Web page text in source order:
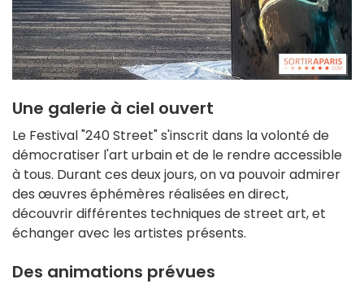
Une galerie à ciel ouvert
Le Festival "240 Street" s'inscrit dans la volonté de
démocratiser l'art urbain et de le rendre accessible
à tous. Durant ces deux jours, on va pouvoir admirer
des œuvres éphémères réalisées en direct,
découvrir différentes techniques de street art, et
échanger avec les artistes présents.
Des animations prévues